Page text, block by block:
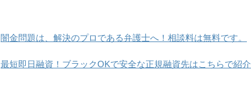
闇金問題は、解決のプロである弁護士へ！相談料は無料です。
最短即日融資！ブラックOKで安全な正規融資先はこちらで紹介